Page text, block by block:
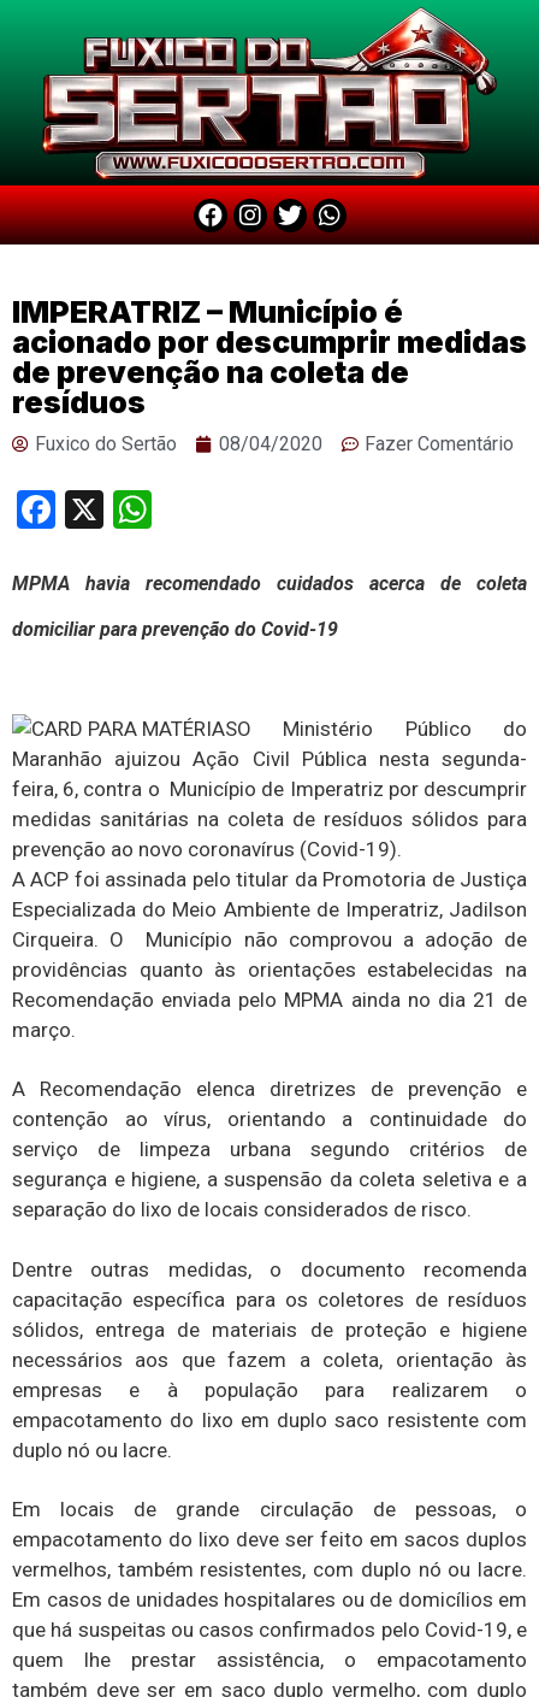
IMPERATRIZ – Município é
acionado por descumprir medidas
de prevenção na coleta de
resíduos
Fuxico do Sertão 08/04/2020 Fazer Comentário
Facebook
X
MPMA havia recomendado cuidados acerca de coleta
domiciliar para prevenção do Covid-19
O Ministério Público do
Maranhão ajuizou Ação Civil Pública nesta segunda-
feira, 6, contra o Município de Imperatriz por descumprir
medidas sanitárias na coleta de resíduos sólidos para
prevenção ao novo coronavírus (Covid-19).
A ACP foi assinada pelo titular da Promotoria de Justiça
Especializada do Meio Ambiente de Imperatriz, Jadilson
Cirqueira. O Município não comprovou a adoção de
providências quanto às orientações estabelecidas na
Recomendação enviada pelo MPMA ainda no dia 21 de
março.
A Recomendação elenca diretrizes de prevenção e
contenção ao vírus, orientando a continuidade do
serviço de limpeza urbana segundo critérios de
segurança e higiene, a suspensão da coleta seletiva e a
separação do lixo de locais considerados de risco.
Dentre outras medidas, o documento recomenda
capacitação específica para os coletores de resíduos
sólidos, entrega de materiais de proteção e higiene
necessários aos que fazem a coleta, orientação às
empresas e à população para realizarem o
empacotamento do lixo em duplo saco resistente com
duplo nó ou lacre.
Em locais de grande circulação de pessoas, o
empacotamento do lixo deve ser feito em sacos duplos
vermelhos, também resistentes, com duplo nó ou lacre.
Em casos de unidades hospitalares ou de domicílios em
que há suspeitas ou casos confirmados pelo Covid-19, e
quem lhe prestar assistência, o empacotamento
também deve ser em saco duplo vermelho, com duplo